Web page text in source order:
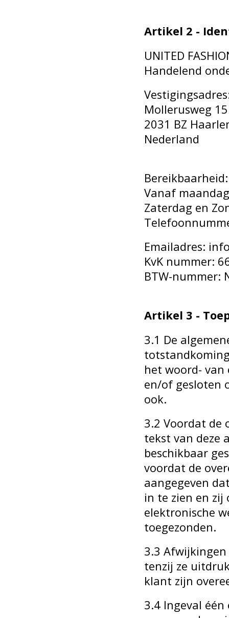
Artikel 2 -
UNITED
Handelend
Mollerusweg 15
2031 BZ
Nederland
Bereikbaarheid:
Vanaf
Zaterdag en
Emailadres:
KvK nummer:
BTW-nummer:
Artikel 3 -
3.1 De
het woord- van
en/of gesloten
ook.
3.2 Voordat de
tekst van deze
beschikbaar
voordat de
aangegeven
in te zien en zij
elektronische
toegezonden.
3.3
tenzij ze
klant zijn
3.4 Ingeval